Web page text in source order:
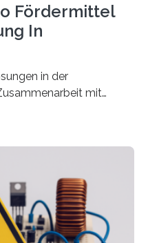
Fördermittel
In
in der
mit
Projekte zu
Europäischen
– mit einer
Millionen Euro.
den großen